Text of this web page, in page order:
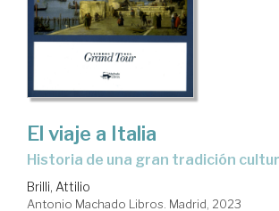
El viaje a Italia
Historia de una gran tradición
Brilli, Attilio
Antonio Machado Libros. Madrid, 2023